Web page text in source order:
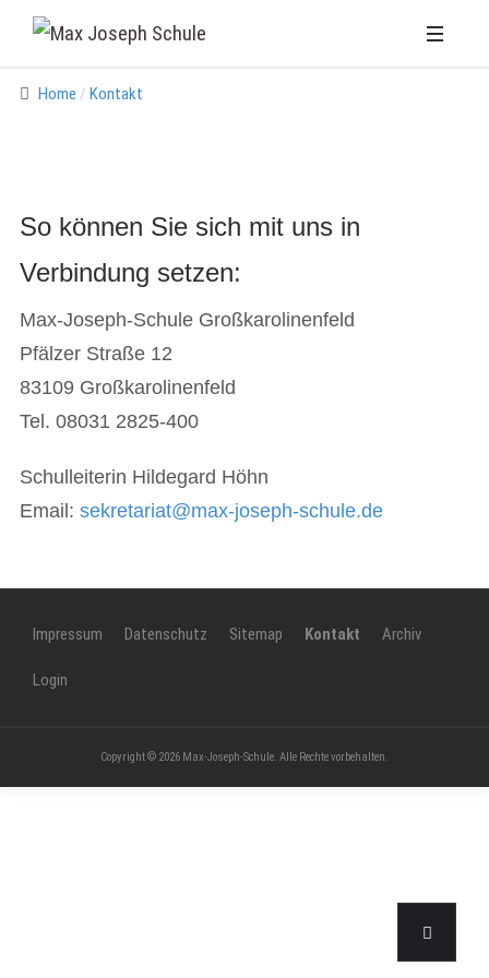
Home Kontakt
So können Sie sich mit uns in
Verbindung setzen:
Max-Joseph-Schule Großkarolinenfeld
Pfälzer Straße 12
83109 Großkarolinenfeld
Tel. 08031 2825-400
Schulleiterin Hildegard Höhn
Email: sekretariat@max-joseph-schule.de
Impressum Datenschutz Sitemap Kontakt Archiv
Login
Copyright © 2026 Max-Joseph-Schule. Alle Rechte vorbehalten.